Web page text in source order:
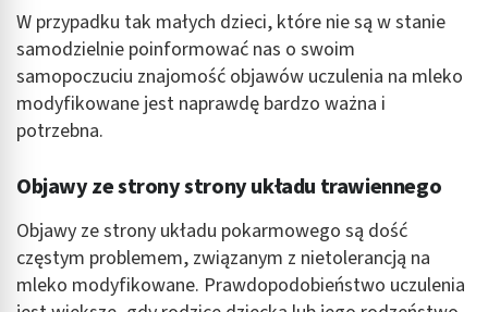
W przypadku tak małych dzieci, które nie są w stanie
samodzielnie poinformować nas o swoim
samopoczuciu znajomość objawów uczulenia na mleko
modyfikowane jest naprawdę bardzo ważna i
potrzebna.
Objawy ze strony strony układu trawiennego
Objawy ze strony układu pokarmowego są dość
częstym problemem, związanym z nietolerancją na
mleko modyfikowane. Prawdopodobieństwo uczulenia